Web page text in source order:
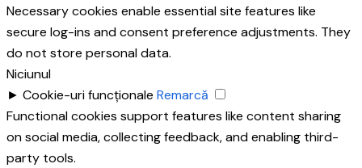
Necessary cookies enable essential site features like
secure log-ins and consent preference adjustments. They
do not store personal data.
Niciunul
► Cookie-uri funcționale Remarcă
Functional cookies support features like content sharing
on social media, collecting feedback, and enabling third-
party tools.